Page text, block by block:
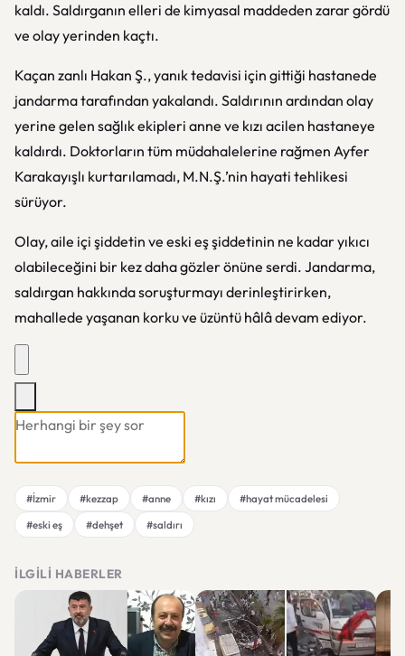
kaldı. Saldırganın elleri de kimyasal maddeden zarar gördü
ve olay yerinden kaçtı.
Kaçan zanlı Hakan Ş., yanık tedavisi için gittiği hastanede
jandarma tarafından yakalandı. Saldırının ardından olay
yerine gelen sağlık ekipleri anne ve kızı acilen hastaneye
kaldırdı. Doktorların tüm müdahalelerine rağmen Ayfer
Karakayışlı kurtarılamadı, M.N.Ş.’nin hayati tehlikesi
sürüyor.
Olay, aile içi şiddetin ve eski eş şiddetinin ne kadar yıkıcı
olabileceğini bir kez daha gözler önüne serdi. Jandarma,
saldırgan hakkında soruşturmayı derinleştirirken,
mahallede yaşanan korku ve üzüntü hâlâ devam ediyor.
#İzmir #kezzap #anne #kızı
#hayat mücadelesi
#eski eş
#dehşet #saldırı
İLGILI HABERLER